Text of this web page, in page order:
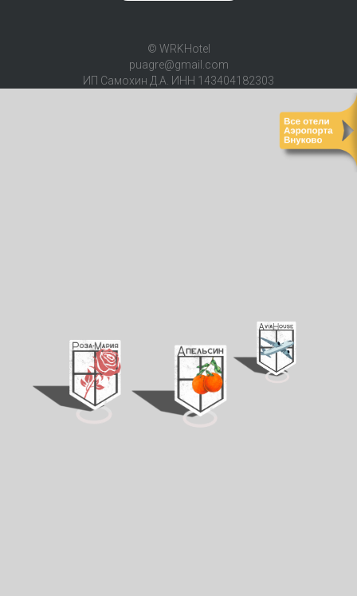
© WRKHotel
puagre@gmail.com
ИП Самохин Д.А. ИНН 143404182303